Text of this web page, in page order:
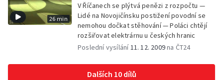
26 min
V Říčanech se plýtvá penězi z rozpočtu —
Lidé na Novojičínsku postižení povodní se
nemohou dočkat stěhování — Poláci chtějí
rozšiřovat elektrárnu u českých hranic
Poslední vysílání11. 12. 2009na ČT24
Dalších 10 dílů